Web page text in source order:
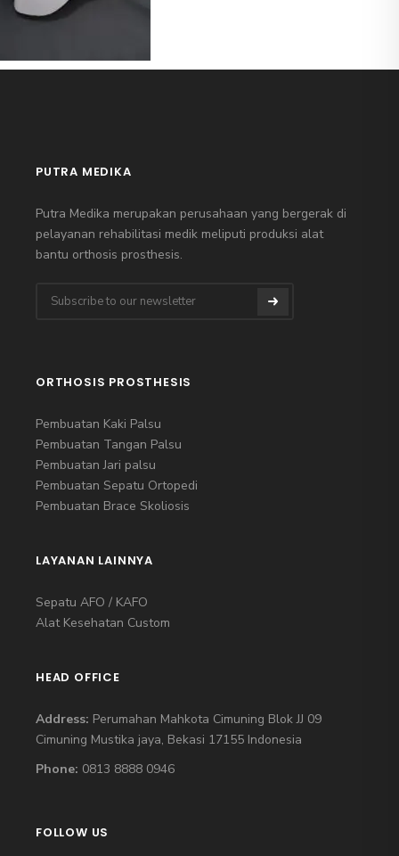
PUTRA MEDIKA
Putra Medika merupakan perusahaan yang bergerak di
pelayanan rehabilitasi medik meliputi produksi alat
bantu orthosis prosthesis.
ORTHOSIS PROSTHESIS
Pembuatan Kaki Palsu
Pembuatan Tangan Palsu
Pembuatan Jari palsu
Pembuatan Sepatu Ortopedi
Pembuatan Brace Skoliosis
LAYANAN LAINNYA
Sepatu AFO / KAFO
Alat Kesehatan Custom
HEAD OFFICE
Address: Perumahan Mahkota Cimuning Blok JJ 09
Cimuning Mustika jaya, Bekasi 17155 Indonesia
Phone: 0813 8888 0946
FOLLOW US